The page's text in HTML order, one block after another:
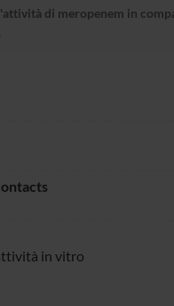
di meropenem in
in vitro